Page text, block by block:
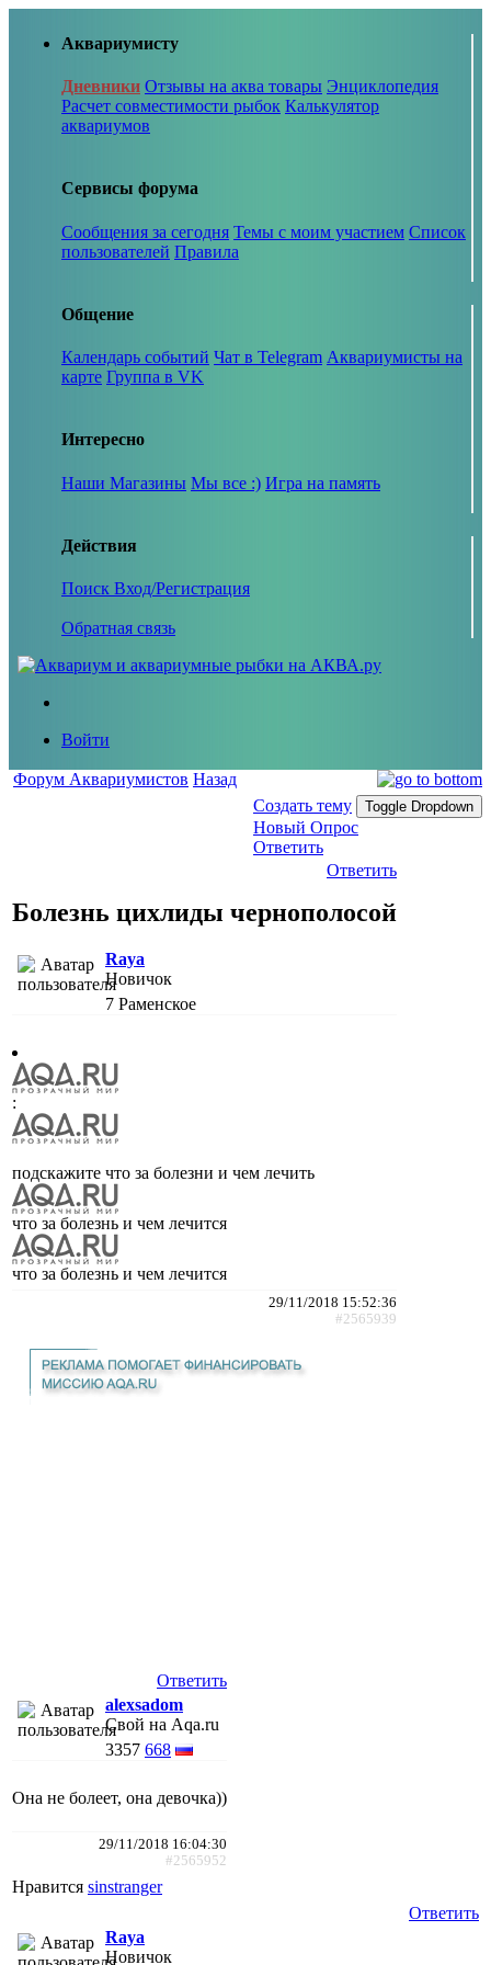
Аквариумисту
Дневники Отзывы на аква товары Энциклопедия
Расчет совместимости рыбок Калькулятор
аквариумов
Сервисы форума
Сообщения за сегодня Темы с моим участием Список
пользователей Правила
Общение
Календарь событий Чат в Telegram Аквариумисты на
карте Группа в VK
Интересно
Наши Магазины Мы все :) Игра на память
Действия
Поиск Вход/Регистрация
Обратная связь
Войти
Форум Аквариумистов Назад
Создать тему
Toggle Dropdown
Новый Опрос
Ответить
Ответить
Болезнь цихлиды чернополосой
Raya
Новичок
7 Раменское
:
подскажите что за болезни и чем лечить
что за болезнь и чем лечится
что за болезнь и чем лечится
29/11/2018 15:52:36
#2565939
Ответить
alexsadom
Свой на Aqa.ru
3357 668
Она не болеет, она девочка))
29/11/2018 16:04:30
#2565952
Нравится sinstranger
Ответить
Raya
Новичок